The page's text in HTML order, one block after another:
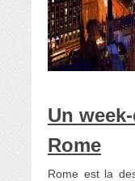
Un
Rome
Rome est la